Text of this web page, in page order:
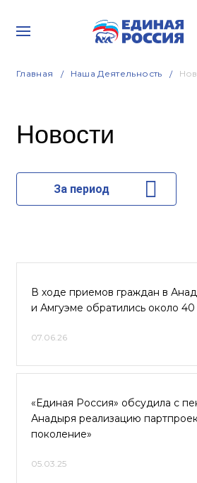
Главная Наша Деятельность
Новости
За период
В ходе приемов граждан в
и Амгуэме обратились около
07.06.26
«Единая Россия» обсудила с
Анадыря реализацию
поколение»
05.03.25